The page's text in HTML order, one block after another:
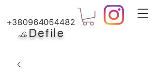
La Defile
+380964054482